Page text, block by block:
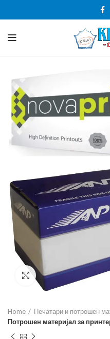
Click to enlarge
Home
Печатари и потрошен
Потрошен материјал за